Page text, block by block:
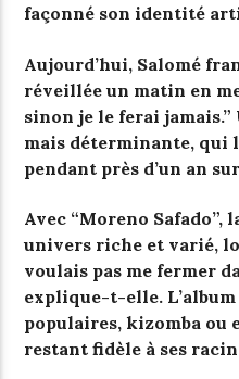
façonné son identité
Aujourd’hui, Salomé
réveillée un matin en
sinon je le ferai
mais déterminante, qui
pendant près d’un an
Avec “Moreno Safado”,
univers riche et varié,
voulais pas me fermer
explique-t-elle.
populaires, kizomba ou
restant fidèle à ses